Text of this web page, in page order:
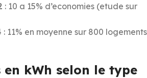
: 10 a 15% d’economies (etude sur
: 11% en moyenne sur 800 logements
en kWh selon le type